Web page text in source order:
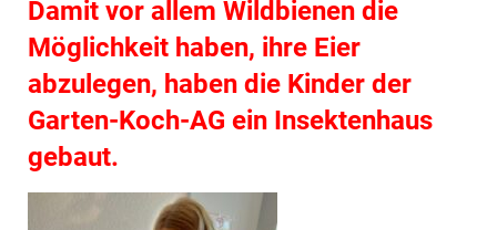
Damit vor allem Wildbienen die
Möglichkeit haben, ihre Eier
abzulegen, haben die Kinder der
Garten-Koch-AG ein Insektenhaus
gebaut.